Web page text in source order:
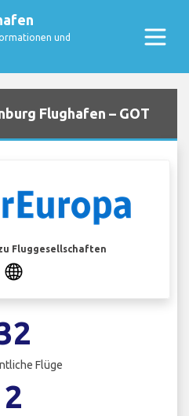
und
Flughafen – GOT
Fluggesellschaften
Flüge
2